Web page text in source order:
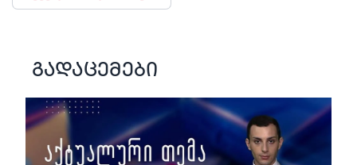
გადაცემები